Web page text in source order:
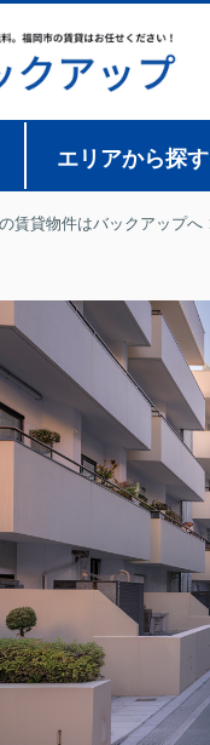
エリアから探す
賃貸物件はバックアップへ